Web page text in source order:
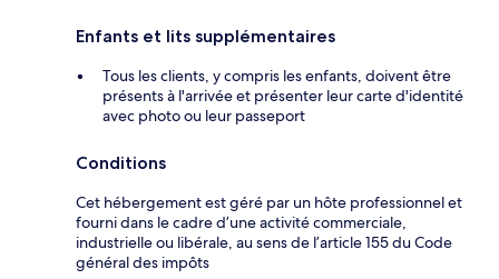
Enfants et lits supplémentaires
Tous les clients, y compris les enfants, doivent être
présents à l'arrivée et présenter leur carte d'identité
avec photo ou leur passeport
Conditions
Cet hébergement est géré par un hôte professionnel et
fourni dans le cadre d’une activité commerciale,
industrielle ou libérale, au sens de l’article 155 du Code
général des impôts